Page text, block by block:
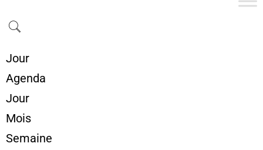
Jour
Agenda
Jour
Mois
Semaine